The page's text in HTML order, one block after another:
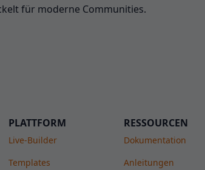
für moderne Communities.
PLATTFORM
Live-Builder
Templates
RESSOURCEN
Dokumentation
Anleitungen